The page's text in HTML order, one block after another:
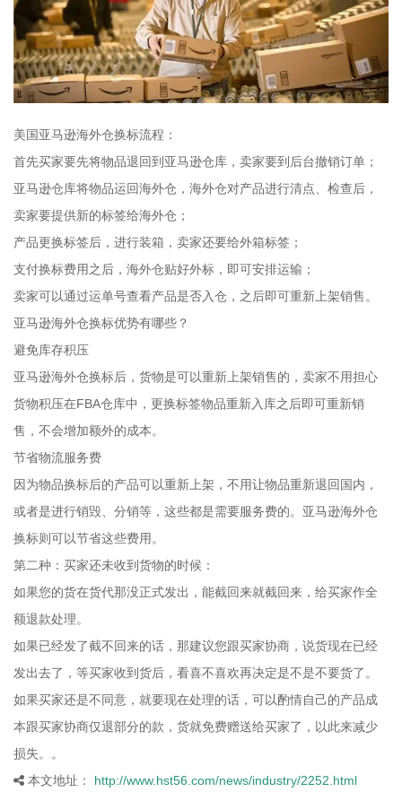
美国亚马逊海外仓换标流程：
首先买家要先将物品退回到亚马逊仓库，卖家要到后台撤销订单；
亚马逊仓库将物品运回海外仓，海外仓对产品进行清点、检查后，
卖家要提供新的标签给海外仓；
产品更换标签后，进行装箱，卖家还要给外箱标签；
支付换标费用之后，海外仓贴好外标，即可安排运输；
卖家可以通过运单号查看产品是否入仓，之后即可重新上架销售。
亚马逊海外仓换标优势有哪些？
避免库存积压
亚马逊海外仓换标后，货物是可以重新上架销售的，卖家不用担心
货物积压在FBA仓库中，更换标签物品重新入库之后即可重新销
售，不会增加额外的成本。
节省物流服务费
因为物品换标后的产品可以重新上架，不用让物品重新退回国内，
或者是进行销毁、分销等，这些都是需要服务费的。亚马逊海外仓
换标则可以节省这些费用。
第二种：买家还未收到货物的时候：
如果您的货在货代那没正式发出，能截回来就截回来，给买家作全
额退款处理。
如果已经发了截不回来的话，那建议您跟买家协商，说货现在已经
发出去了，等买家收到货后，看喜不喜欢再决定是不是不要货了。
如果买家还是不同意，就要现在处理的话，可以酌情自己的产品成
本跟买家协商仅退部分的款，货就免费赠送给买家了，以此来减少
损失。。
本文地址：
http://www.hst56.com/news/industry/2252.html